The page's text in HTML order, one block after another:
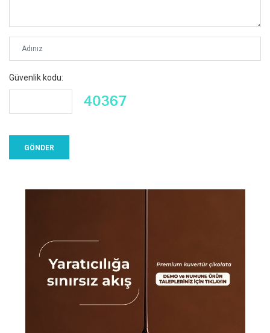
Güvenlik kodu: